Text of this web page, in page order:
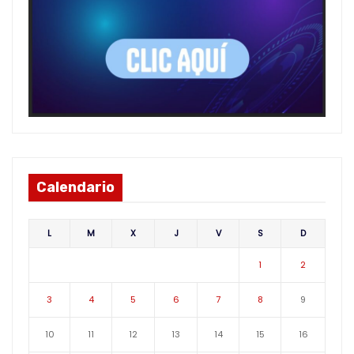
Calendario
L M X J V S D
1 2
3 4 5 6 7 8 9
10 11 12 13 14 15 16